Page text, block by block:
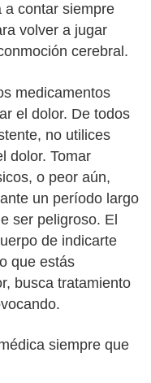
a contar siempre
volver a jugar
cerebral.
medicamentos
el dolor. De todos
no utilices
dolor. Tomar
o peor aún,
un período largo
ser peligroso. El
de indicarte
que estás
busca tratamiento
siempre que